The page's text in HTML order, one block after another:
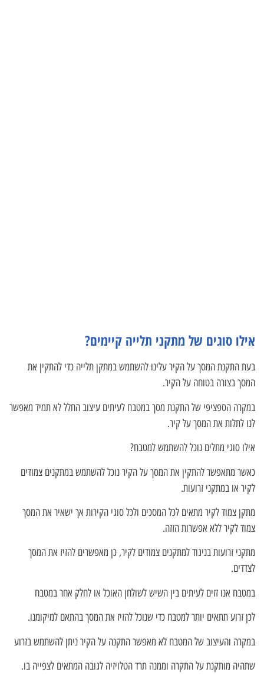
אילו סוגים של מתקני תלייה קיימים?
בעת התקנת המסך על הקיר עלינו להשתמש במתקן תלייה כדי להתקין את
המסך בצורה בטוחה על הקיר.
במקרה הספציפי של התקנת מסך במטבח לעיתים עיצוב החלל לא תמיד מאפשר
לנו לתלות את המסך על קיר.
אילו סוגי מתלים נוכל להשתמש למטבח?
כאשר מתאפשר להתקין את המסך על הקיר נוכל להשתמש במתקנים צמודים
לקיר או במתקני זרועות.
מתקן צמוד לקיר מתאים לכל המסכים ולכל סוגי הקירות אך ישאיר את המסך
צמוד לקיר ללא אפשרות הזזה.
מתקני זרועות בניגוד למתקנים צמודים לקיר, כן מאפשרים להזיז את המסך
לצדדים.
במטבח אנו זזים לעיתים בין השיש לשולחן האוכל או לחלק אחר במטבח
לכן זרוע תתאים יותר למטבח כדי שנוכל להזיז את המסך בהתאם למיקומנו.
במקרה והעיצוב של המטבח לא מאפשר התקנה על הקיר ניתן להשתמש בזרוע
שתהיה מותקנת על התקרה וממנה תרד הטלויזיה לגובה המתאים לצפייה בו.